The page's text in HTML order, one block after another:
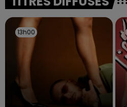
13h00
13h00